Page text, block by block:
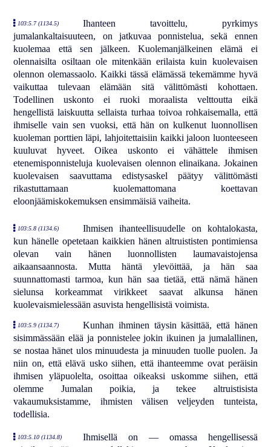
103:5.7 (1134.5)
Ihanteen tavoittelu, pyrkimys
jumalankaltaisuuteen, on jatkuvaa ponnistelua, sekä ennen
kuolemaa että sen jälkeen. Kuolemanjälkeinen elämä ei
olennaisilta osiltaan ole mitenkään erilaista kuin kuolevaisen
olennon olemassaolo. Kaikki tässä elämässä tekemämme hyvä
vaikuttaa tulevaan elämään sitä välittömästi kohottaen.
Todellinen uskonto ei ruoki moraalista velttoutta eikä
hengellistä laiskuutta sellaista turhaa toivoa rohkaisemalla, että
ihmiselle vain sen vuoksi, että hän on kulkenut luonnollisen
kuoleman porttien läpi, lahjoitettaisiin kaikki jaloon luonteeseen
kuuluvat hyveet. Oikea uskonto ei vähättele ihmisen
etenemisponnisteluja kuolevaisen olennon elinaikana. Jokainen
kuolevaisen saavuttama edistysaskel päätyy välittömästi
rikastuttamaan kuolemattomana koettavan
eloonjäämiskokemuksen ensimmäisiä vaiheita.
103:5.8 (1134.6)
Ihmisen ihanteellisuudelle on kohtalokasta,
kun hänelle opetetaan kaikkien hänen altruististen pontimiensa
olevan vain hänen luonnollisten laumavaistojensa
aikaansaannosta. Mutta häntä ylevöittää, ja hän saa
suunnattomasti tarmoa, kun hän saa tietää, että nämä hänen
sielunsa korkeammat virikkeet saavat alkunsa hänen
kuolevaismielessään asuvista hengellisistä voimista.
103:5.9 (1134.7)
Kunhan ihminen täysin käsittää, että hänen
sisimmässään elää ja ponnistelee jokin ikuinen ja jumalallinen,
se nostaa hänet ulos minuudesta ja minuuden tuolle puolen. Ja
niin on, että elävä usko siihen, että ihanteemme ovat peräisin
ihmisen yläpuolelta, osoittaa oikeaksi uskomme siihen, että
olemme Jumalan poikia, ja tekee altruistisista
vakaumuksistamme, ihmisten välisen veljeyden tunteista,
todellisia.
103:5.10 (1134.8)
Ihmisellä on — omassa hengellisessä